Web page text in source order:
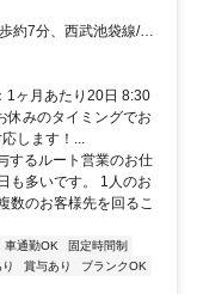
約7分、西武池袋線/西
線/西武池袋線 豊島園
分 ■車通勤可
1ヶ月あたり20日 8:30
休みのタイミングでお
します！...
するルート営業のお仕
も多いです。 1人のお
数のお客様先を回るこ
車通勤OK
固定時間制
賞与あり
ブランクOK